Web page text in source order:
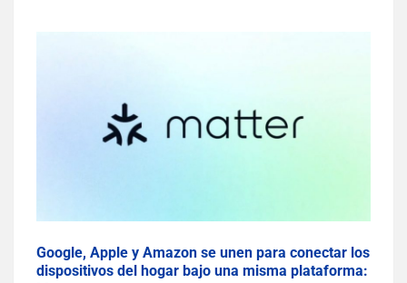
Google, Apple y Amazon se unen para conectar los
dispositivos del hogar bajo una misma plataforma: